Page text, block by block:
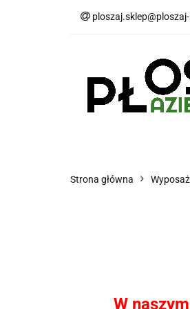
Strona główna
W